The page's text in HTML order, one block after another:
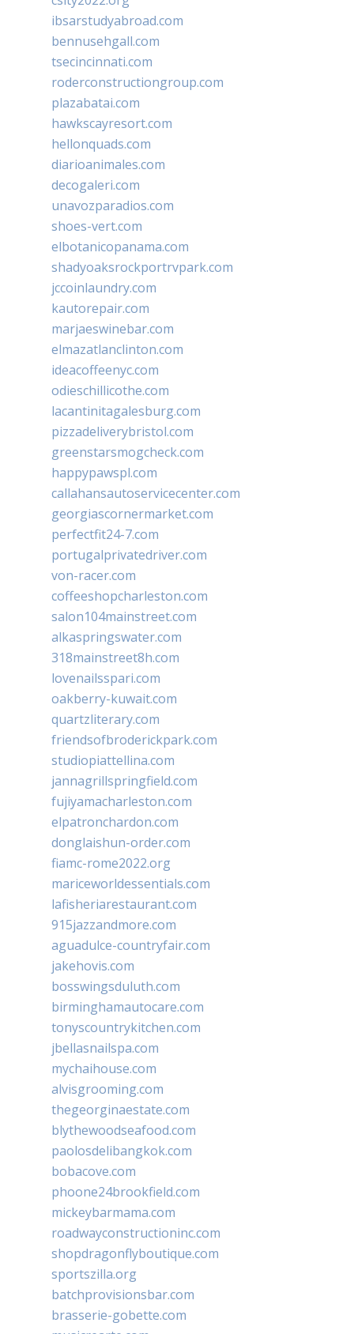
ibsarstudyabroad.com
bennusehgall.com
tsecincinnati.com
roderconstructiongroup.com
plazabatai.com
hawkscayresort.com
hellonquads.com
diarioanimales.com
decogaleri.com
unavozparadios.com
shoes-vert.com
elbotanicopanama.com
shadyoaksrockportrvpark.com
jccoinlaundry.com
kautorepair.com
marjaeswinebar.com
elmazatlanclinton.com
ideacoffeenyc.com
odieschillicothe.com
lacantinitagalesburg.com
pizzadeliverybristol.com
greenstarsmogcheck.com
happypawspl.com
callahansautoservicecenter.com
georgiascornermarket.com
perfectfit24-7.com
portugalprivatedriver.com
von-racer.com
coffeeshopcharleston.com
salon104mainstreet.com
alkaspringswater.com
318mainstreet8h.com
lovenailsspari.com
oakberry-kuwait.com
quartzliterary.com
friendsofbroderickpark.com
studiopiattellina.com
jannagrillspringfield.com
fujiyamacharleston.com
elpatronchardon.com
donglaishun-order.com
fiamc-rome2022.org
mariceworldessentials.com
lafisheriarestaurant.com
915jazzandmore.com
aguadulce-countryfair.com
jakehovis.com
bosswingsduluth.com
birminghamautocare.com
tonyscountrykitchen.com
jbellasnailspa.com
mychaihouse.com
alvisgrooming.com
thegeorginaestate.com
blythewoodseafood.com
paolosdelibangkok.com
bobacove.com
phoone24brookfield.com
mickeybarmama.com
roadwayconstructioninc.com
shopdragonflyboutique.com
sportszilla.org
batchprovisionsbar.com
brasserie-gobette.com